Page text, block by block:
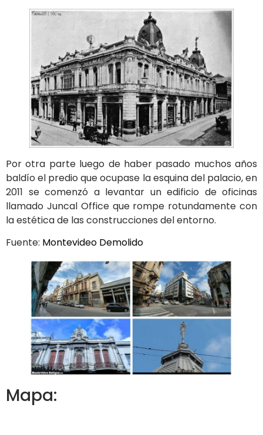
Por otra parte luego de haber pasado muchos años
baldío el predio que ocupase la esquina del palacio, en
2011 se comenzó a levantar un edificio de oficinas
llamado Juncal Office que rompe rotundamente con
la estética de las construcciones del entorno.
Fuente: Montevideo Demolido
Mapa: